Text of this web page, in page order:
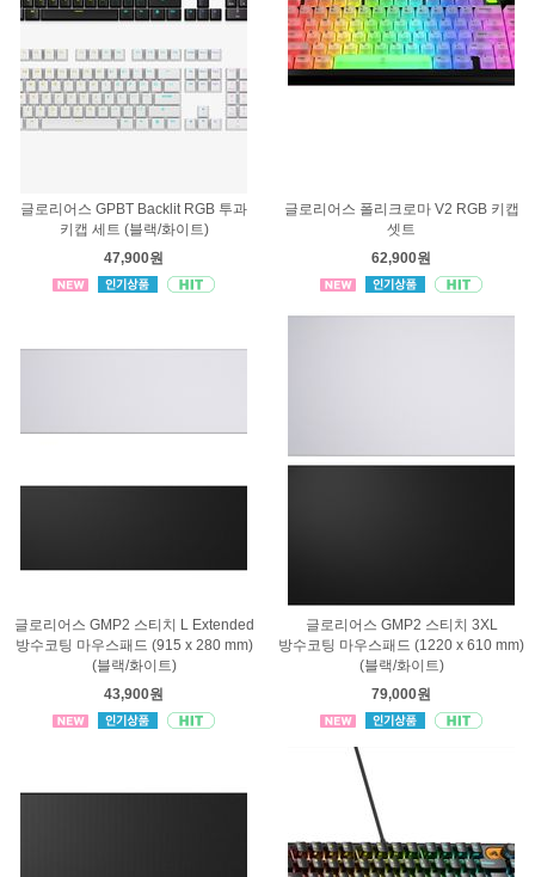
글로리어스 GPBT Backlit RGB 투과
키캡 세트 (블랙/화이트)
47,900원
글로리어스 폴리크로마 V2 RGB 키캡
셋트
62,900원
글로리어스 GMP2 스티치 L Extended
방수코팅 마우스패드 (915 x 280 mm)
(블랙/화이트)
43,900원
글로리어스 GMP2 스티치 3XL
방수코팅 마우스패드 (1220 x 610 mm)
(블랙/화이트)
79,000원